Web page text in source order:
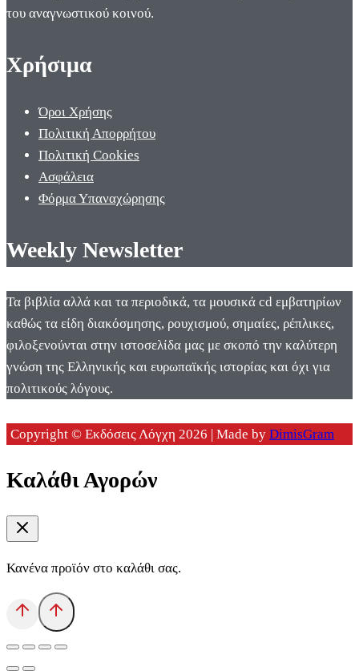
του αναγνωστικού κοινού.
Χρήσιμα
Όροι Χρήσης
Πολιτική Απορρήτου
Πολιτική Cookies
Ασφάλεια
Φόρμα Υπαναχώρησης
Weekly Newsletter
Τα βιβλία αλλά και τα περιοδικά, τα μουσικά cd εμβατηρίων
καθώς τα είδη διακόσμησης, ρουχισμού, σημαίες, ρέπλικες,
φιλοξενούνται στην ιστοσελίδα μας με σκοπό την καλύτερη
γνώση της Ελληνικής και ευρωπαϊκής ιστορίας και όχι για
πολιτικούς λόγους.
Copyright © Εκδόσεις Λόγχη 2026 | Made by DimisGram
Καλάθι Αγορών
Κανένα προϊόν στο καλάθι σας.